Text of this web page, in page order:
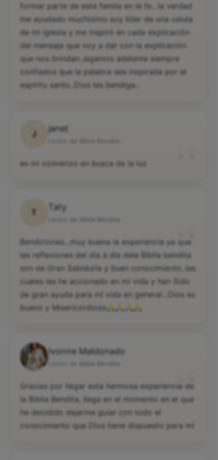
formar parte de esta famila en la fe.. la verdad
me ayudado muchísimo soy lider de una celula
de mi iglesia y me inspiró en cada explicación
del mensaje que voy a dar con la explicación
que nos brindan..sigamos adelante siempre
confiados que la palabra sea inspirada por el
espíritu santo..Dios les bendiga..
J
janet
es mi comienzo en busca de la luz
T
Taty
“
Bendiciones...muy buena la experiencia ya que
las reflexiones del día a día dela Biblia bendita
son de Gran Sabiduría y buen conocimiento..las
cuales las he accionado en mi vida y han Sido
de gran ayuda para mí vida en general...Dios es
bueno y Misericordioso
Ivonne Maldonado
“
Gracias por llegar esta hermosa experiencia de
la Biblia Bendita, llega en el momento en el que
he decidido dejarme guiar con todo el
conocimiento que Dios tiene dispuesto para mí